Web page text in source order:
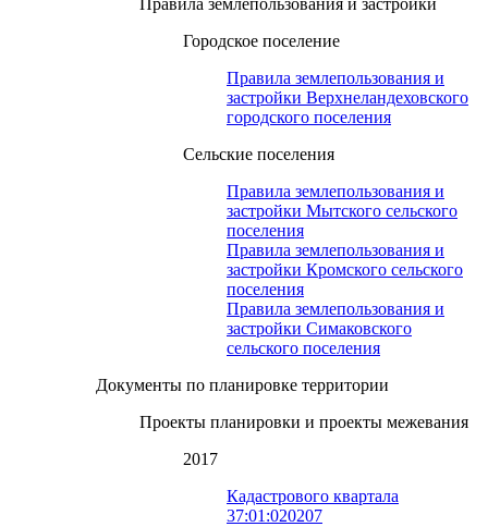
Правила землепользования и застройки
Городское поселение
Правила землепользования и
застройки Верхнеландеховского
городского поселения
Сельские поселения
Правила землепользования и
застройки Мытского сельского
поселения
Правила землепользования и
застройки Кромского сельского
поселения
Правила землепользования и
застройки Симаковского
сельского поселения
Документы по планировке территории
Проекты планировки и проекты межевания
2017
Кадастрового квартала
37:01:020207